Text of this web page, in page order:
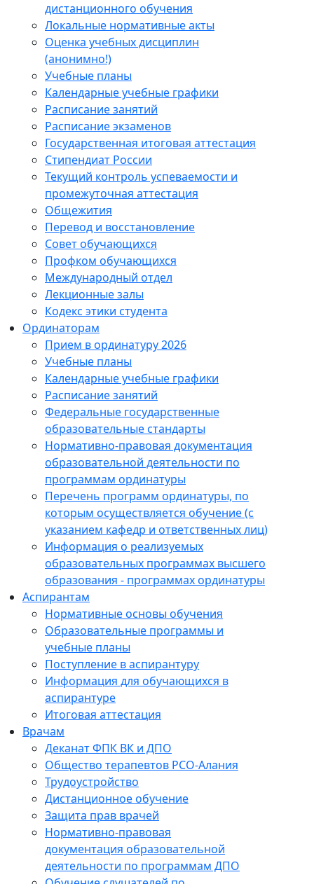
дистанционного обучения
Локальные нормативные акты
Оценка учебных дисциплин
(анонимно!)
Учебные планы
Календарные учебные графики
Расписание занятий
Расписание экзаменов
Государственная итоговая аттестация
Стипендиат России
Текущий контроль успеваемости и
промежуточная аттестация
Общежития
Перевод и восстановление
Совет обучающихся
Профком обучающихся
Международный отдел
Лекционные залы
Кодекс этики студента
Ординаторам
Прием в ординатуру 2026
Учебные планы
Календарные учебные графики
Расписание занятий
Федеральные государственные
образовательные стандарты
Нормативно-правовая документация
образовательной деятельности по
программам ординатуры
Перечень программ ординатуры, по
которым осуществляется обучение (с
указанием кафедр и ответственных лиц)
Информация о реализуемых
образовательных программах высшего
образования - программах ординатуры
Аспирантам
Нормативные основы обучения
Образовательные программы и
учебные планы
Поступление в аспирантуру
Информация для обучающихся в
аспирантуре
Итоговая аттестация
Врачам
Деканат ФПК ВК и ДПО
Общество терапевтов РСО-Алания
Трудоустройство
Дистанционное обучение
Защита прав врачей
Нормативно-правовая
документация образовательной
деятельности по программам ДПО